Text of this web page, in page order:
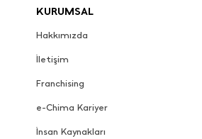
KURUMSAL
Hakkımızda
İletişim
Franchising
e-Chima Kariyer
İnsan Kaynakları